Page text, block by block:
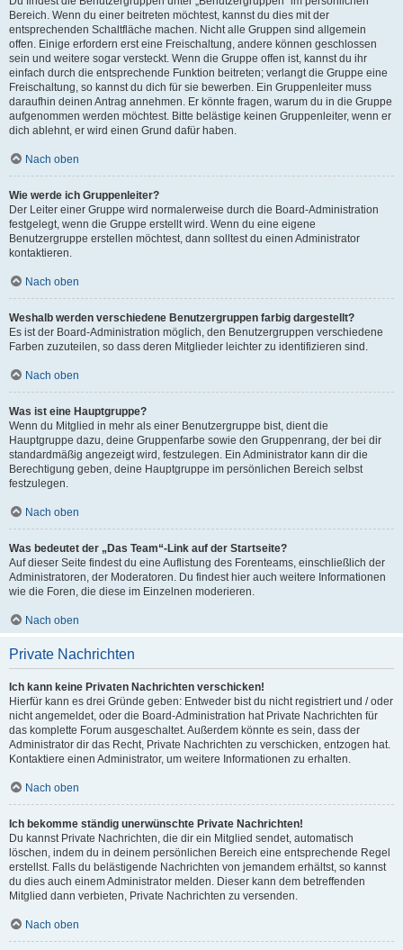
Bereich. Wenn du einer beitreten möchtest, kannst du dies mit der
entsprechenden Schaltfläche machen. Nicht alle Gruppen sind allgemein
offen. Einige erfordern erst eine Freischaltung, andere können geschlossen
sein und weitere sogar versteckt. Wenn die Gruppe offen ist, kannst du ihr
einfach durch die entsprechende Funktion beitreten; verlangt die Gruppe eine
Freischaltung, so kannst du dich für sie bewerben. Ein Gruppenleiter muss
daraufhin deinen Antrag annehmen. Er könnte fragen, warum du in die Gruppe
aufgenommen werden möchtest. Bitte belästige keinen Gruppenleiter, wenn er
dich ablehnt, er wird einen Grund dafür haben.
Nach oben
Wie werde ich Gruppenleiter?
Der Leiter einer Gruppe wird normalerweise durch die Board-Administration
festgelegt, wenn die Gruppe erstellt wird. Wenn du eine eigene
Benutzergruppe erstellen möchtest, dann solltest du einen Administrator
kontaktieren.
Nach oben
Weshalb werden verschiedene Benutzergruppen farbig dargestellt?
Es ist der Board-Administration möglich, den Benutzergruppen verschiedene
Farben zuzuteilen, so dass deren Mitglieder leichter zu identifizieren sind.
Nach oben
Was ist eine Hauptgruppe?
Wenn du Mitglied in mehr als einer Benutzergruppe bist, dient die
Hauptgruppe dazu, deine Gruppenfarbe sowie den Gruppenrang, der bei dir
standardmäßig angezeigt wird, festzulegen. Ein Administrator kann dir die
Berechtigung geben, deine Hauptgruppe im persönlichen Bereich selbst
festzulegen.
Nach oben
Was bedeutet der „Das Team“-Link auf der Startseite?
Auf dieser Seite findest du eine Auflistung des Forenteams, einschließlich der
Administratoren, der Moderatoren. Du findest hier auch weitere Informationen
wie die Foren, die diese im Einzelnen moderieren.
Nach oben
Private Nachrichten
Ich kann keine Privaten Nachrichten verschicken!
Hierfür kann es drei Gründe geben: Entweder bist du nicht registriert und / oder
nicht angemeldet, oder die Board-Administration hat Private Nachrichten für
das komplette Forum ausgeschaltet. Außerdem könnte es sein, dass der
Administrator dir das Recht, Private Nachrichten zu verschicken, entzogen hat.
Kontaktiere einen Administrator, um weitere Informationen zu erhalten.
Nach oben
Ich bekomme ständig unerwünschte Private Nachrichten!
Du kannst Private Nachrichten, die dir ein Mitglied sendet, automatisch
löschen, indem du in deinem persönlichen Bereich eine entsprechende Regel
erstellst. Falls du belästigende Nachrichten von jemandem erhältst, so kannst
du dies auch einem Administrator melden. Dieser kann dem betreffenden
Mitglied dann verbieten, Private Nachrichten zu versenden.
Nach oben